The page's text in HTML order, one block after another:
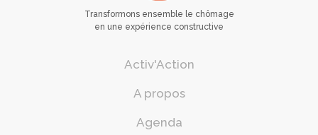
Transformons ensemble le chômage
en une expérience constructive
Activ'Action
A propos
Agenda